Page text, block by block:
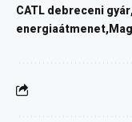
CATL debreceni gyár
energiaátmenet